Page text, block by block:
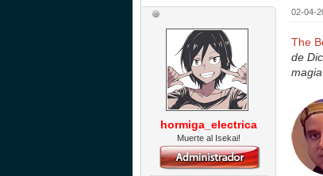
hormiga_electrica
Muerte al Isekai!
02-04-
The
de